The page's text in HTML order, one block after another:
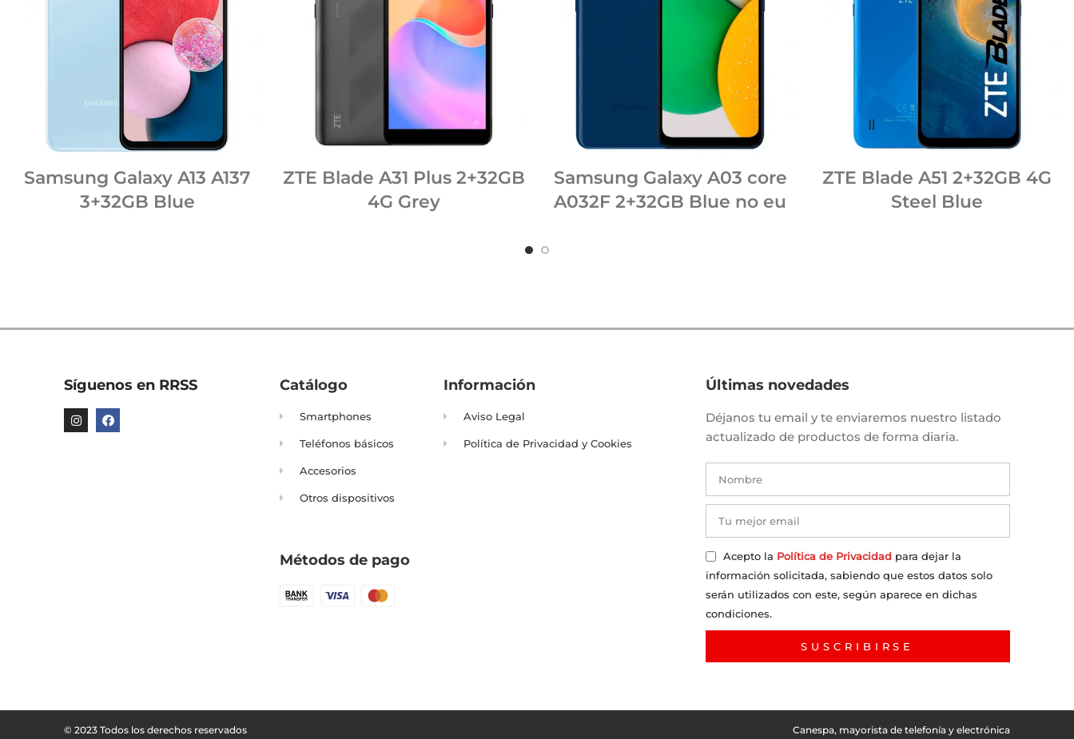
Samsung Galaxy A13 A137
3+32GB Blue
ZTE Blade A31 Plus 2+32GB
4G Grey
Samsung Galaxy A03 core
A032F 2+32GB Blue no eu
ZTE Blade A51 2+32GB 4G
Steel Blue
Síguenos en RRSS Catálogo
Smartphones
Teléfonos básicos
Accesorios
Otros dispositivos
Métodos de pago
Información
Aviso Legal
Política de Privacidad y Cookies
Últimas novedades
Déjanos tu email y te enviaremos nuestro listado
actualizado de productos de forma diaria.
Acepto la Política de Privacidad para dejar la
información solicitada, sabiendo que estos datos solo
serán utilizados con este, según aparece en dichas
condiciones.
SUSCRIBIRSE
© 2023 Todos los derechos reservados Canespa, mayorista de telefonía y electrónica